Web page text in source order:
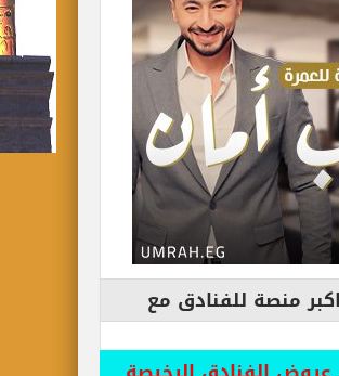
منصة للفنادق مع